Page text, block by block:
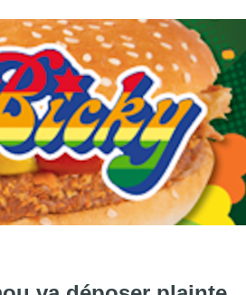
l'article "Les plaintes contre la